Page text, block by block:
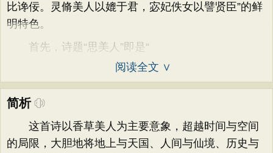
比谗佞。灵脩美人以媲于君，宓妃佚女以譬贤臣”的鲜
明特色。
首先，诗题“思美人”即是“
阅读全文 ∨
简析
这首诗以香草美人为主要意象，超越时间与空间
的局限，大胆地将地上与天国、人间与仙境、历史与